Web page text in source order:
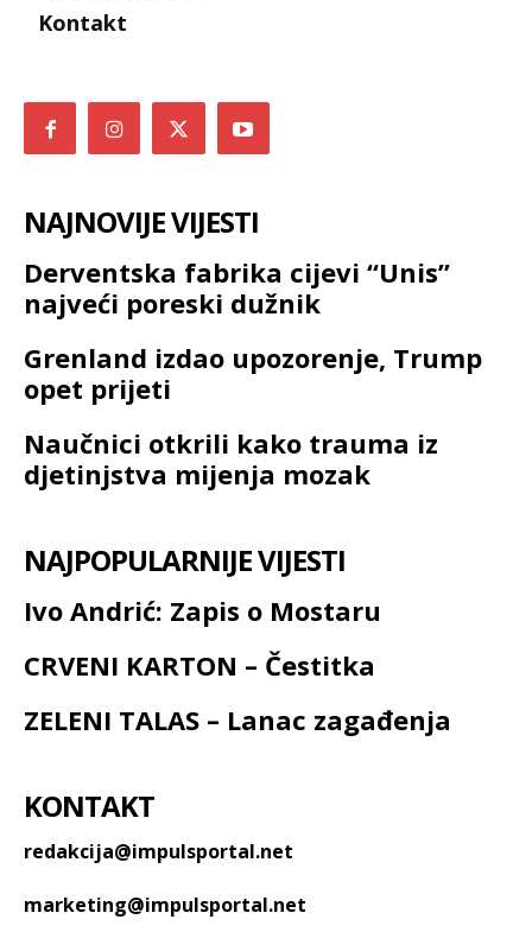
Kontakt
NAJNOVIJE VIJESTI
Derventska fabrika cijevi “Unis”
najveći poreski dužnik
Grenland izdao upozorenje, Trump
opet prijeti
Naučnici otkrili kako trauma iz
djetinjstva mijenja mozak
NAJPOPULARNIJE VIJESTI
Ivo Andrić: Zapis o Mostaru
CRVENI KARTON – Čestitka
ZELENI TALAS – Lanac zagađenja
KONTAKT
redakcija@impulsportal.net
marketing@impulsportal.net